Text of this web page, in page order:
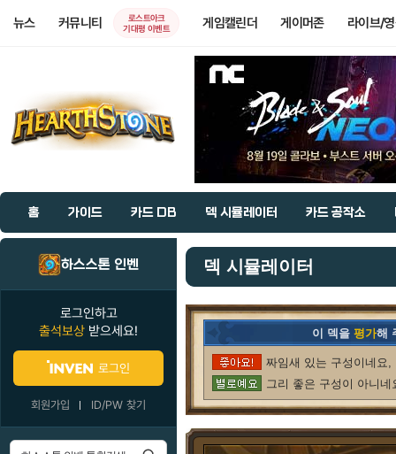
뉴스 커뮤니티
로스트아크
기대평 이벤트
게임캘린더 게이머존 라이브/
홈 가이드 카드 DB 덱 시뮬레이터 카드 공작소
하스스톤 인벤
로그인하고
출석보상 받으세요!
로그인
회원가입 ID/PW 찾기
덱 시뮬레이터
이 덱을 평가해
짜임새 있는 구성이네요,
그리 좋은 구성이 아니네